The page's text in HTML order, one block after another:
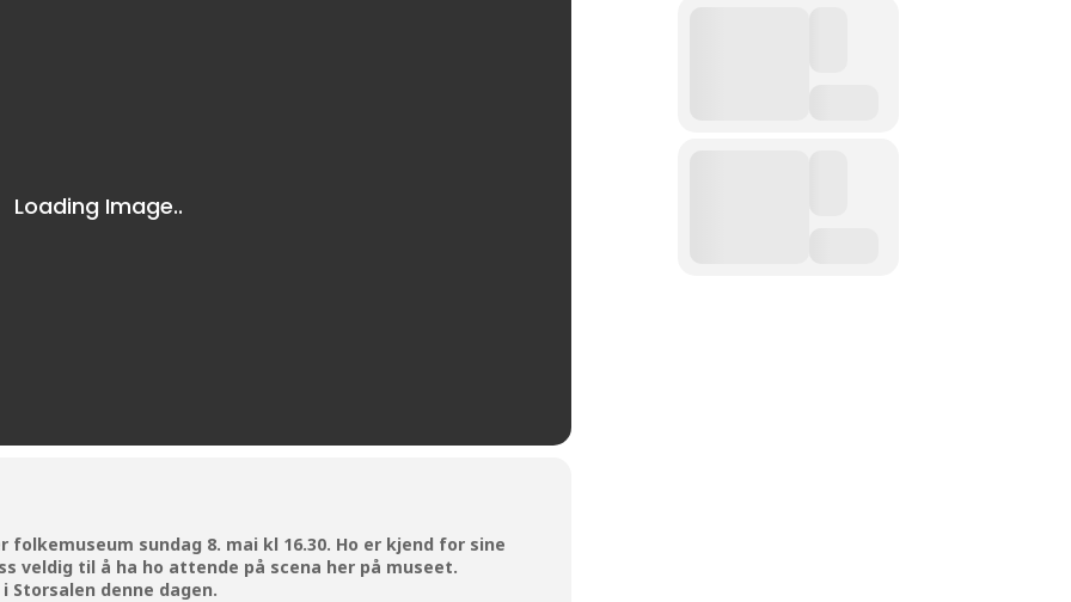
sundag 8. mai kl 16.30. Ho er kjend for sine
veldig til å ha ho attende på scena her på museet.
denne dagen.